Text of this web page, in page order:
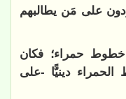
على مَن يطالبهم
حمراء؛ فكان
دينيًّا -على